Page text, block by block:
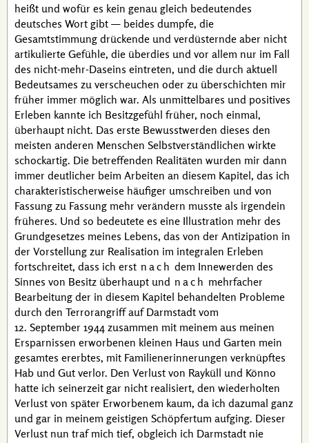
heißt und wofür es kein genau gleich bedeutendes
deutsches Wort gibt — beides dumpfe, die
Gesamtstimmung drückende und verdüsternde aber nicht
artikulierte Gefühle, die überdies und vor allem nur im Fall
des nicht-mehr-Daseins eintreten, und die durch aktuell
Bedeutsames zu verscheuchen oder zu überschichten mir
früher immer möglich war. Als unmittelbares und positives
Erleben kannte ich Besitzgefühl früher, noch einmal,
überhaupt nicht. Das erste Bewusstwerden dieses den
meisten anderen Menschen Selbstverständlichen wirkte
schockartig. Die betreffenden Realitäten wurden mir dann
immer deutlicher beim Arbeiten an diesem Kapitel, das ich
charakteristischerweise häufiger umschreiben und von
Fassung zu Fassung mehr verändern musste als irgendein
früheres. Und so bedeutete es eine Illustration mehr des
Grundgesetzes meines Lebens, das von der Antizipation in
der Vorstellung zur Realisation im integralen Erleben
fortschreitet, dass ich erst nach dem Innewerden des
Sinnes von Besitz überhaupt und nach mehrfacher
Bearbeitung der in diesem Kapitel behandelten Probleme
durch den Terrorangriff auf Darmstadt vom
12. September 1944 zusammen mit meinem aus meinen
Ersparnissen erworbenen kleinen Haus und Garten mein
gesamtes ererbtes, mit Familienerinnerungen verknüpftes
Hab und Gut verlor. Den Verlust von Rayküll und Könno
hatte ich seinerzeit gar nicht realisiert, den wiederholten
Verlust von später Erworbenem kaum, da ich dazumal ganz
und gar in meinem geistigen Schöpfertum aufging. Dieser
Verlust nun traf mich tief, obgleich ich Darmstadt nie